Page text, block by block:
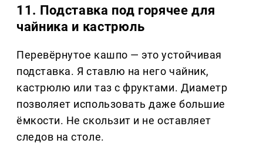
11. Подставка под горячее для
чайника и кастрюль
Перевёрнутое кашпо — это устойчивая
подставка. Я ставлю на него чайник,
кастрюлю или таз с фруктами. Диаметр
позволяет использовать даже большие
ёмкости. Не скользит и не оставляет
следов на столе.